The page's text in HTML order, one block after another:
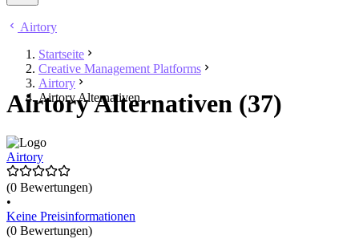
Airtory
Startseite
Creative Management Platforms
Airtory
Airtory Alternativen
Airtory Alternativen (37)
Airtory
(0 Bewertungen)
•
Keine Preisinformationen
(0 Bewertungen)